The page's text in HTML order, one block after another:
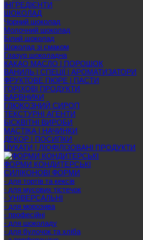
ІНГРЕДІЄНТИ
ШОКОЛАД
Чорний шоколад
Молочний шоколад
Білий шоколад
Шоколад зі смаком
Глазур шоколадна
КАКАО МАСЛО | ПОРОШОК
ВАНИЛЬ | СПЕЦІЇ | АРОМАТИЗАТОРИ
ФРУКТОВЕ ПЮРЕ | ПАСТИ
ГОРІХОВІ ПРОДУКТИ
БАРВНИКИ
ГЛЮКОЗНИЙ СИРОП
ТЕКСТУРНІ АГЕНТИ
БІСКВІТНІ ВИРОБИ
МАСТІКА | НАЧИНКИ
ДЕКОР | ПОСИПКИ
ЦУКАТИ | ЛІОФІЛІЗОВАНІ ПРОДУКТИ
ФОРМИ КОНДИТЕРСЬКІ
СИЛІКОНОВІ ФОРМИ
- для тортів та кексів
- для мусових тістечок
- УНІВЕРСАЛЬНІ
- для морозива
- професійні
- для шоколаду
- для булочок та хліба